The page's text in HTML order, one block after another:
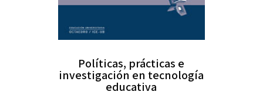
Políticas, prácticas e
investigación en tecnología
educativa